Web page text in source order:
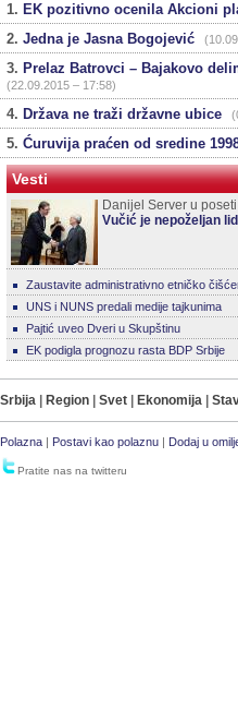
EK pozitivno ocenila Akcioni
Jedna je Jasna Bogojević
Prelaz Batrovci – Bajakovo
(22.09.2015 – 17:58)
Država ne traži državne ubice
Ćuruvija praćen od sredine
Vesti
Danijel Server u
Vučić je nepoželjan
Zaustavite administrativno etničko
UNS i NUNS predali medije tajkunima
Pajtić uveo Dveri u Skupštinu
EK podigla prognozu rasta BDP Srbije
Srbija Region Svet Ekonomija
Polazna | Postavi kao polaznu | Dodaj u
Pratite nas na twitteru